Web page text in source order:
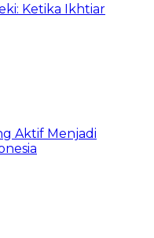
Ketika Ikhtiar
Aktif Menjadi